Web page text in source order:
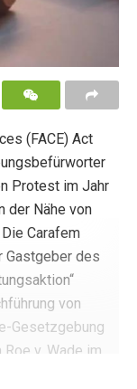
(FACE) Act
Protest im Jahr
der Nähe von
Carafem
Gastgeber des
von
Gesetzgebung
v. Wade im